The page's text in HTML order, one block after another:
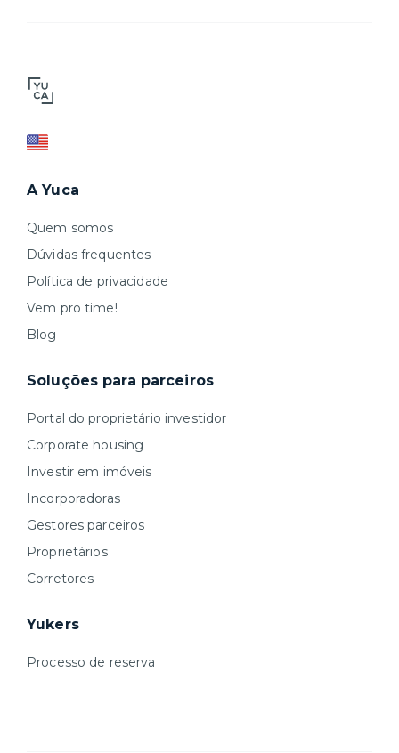
A Yuca
Quem somos
Dúvidas frequentes
Política de privacidade
Vem pro time!
Blog
Soluções para parceiros
Portal do proprietário investidor
Corporate housing
Investir em imóveis
Incorporadoras
Gestores parceiros
Proprietários
Corretores
Yukers
Processo de reserva